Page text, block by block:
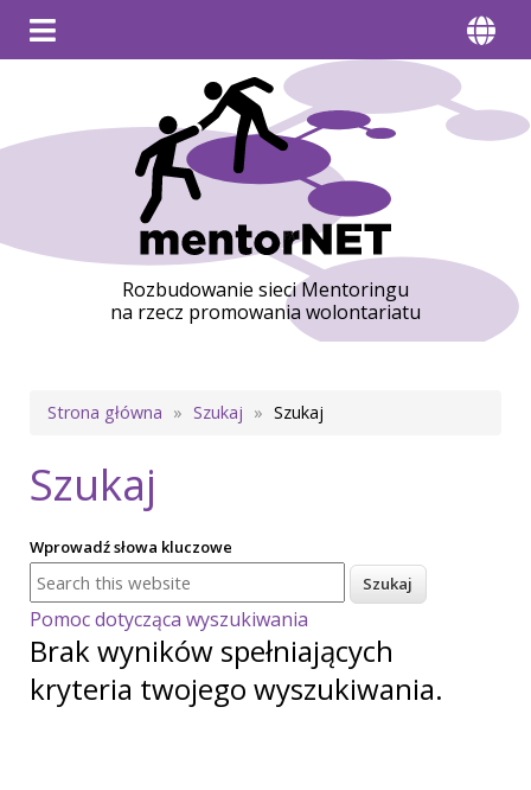
Rozbudowanie sieci Mentoringu
na rzecz promowania wolontariatu
Ścieżka
Strona główna Szukaj Szukaj
Szukaj
Wprowadź słowa kluczowe
Pomoc dotycząca wyszukiwania
Brak wyników spełniających
kryteria twojego wyszukiwania.